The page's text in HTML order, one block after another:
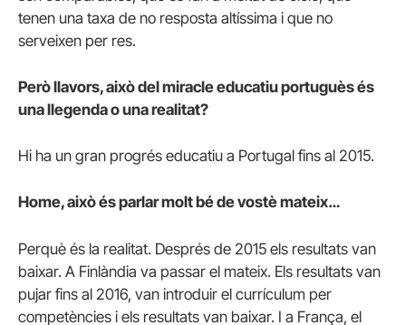
tenen una taxa de no resposta altíssima i que no
serveixen per res.
Però llavors, això del miracle educatiu portuguès és
una llegenda o una realitat?
Hi ha un gran progrés educatiu a Portugal fins al 2015.
Home, això és parlar molt bé de vostè mateix…
Perquè és la realitat. Després de 2015 els resultats van
baixar. A Finlàndia va passar el mateix. Els resultats van
pujar fins al 2016, van introduir el currículum per
competències i els resultats van baixar. I a França, el